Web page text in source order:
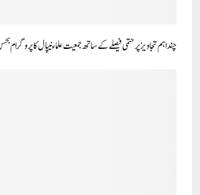
چند اہم تجاویز پر حتمی فیصلے کے ساتھ جمعیت علماء نیپال کا پروگرام